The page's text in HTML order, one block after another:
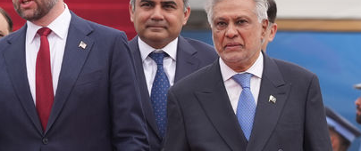
미화·한
위… 정청
뛸 것"
]